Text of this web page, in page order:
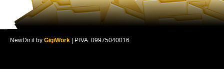
NewDir.it by GigiWork | P.IVA: 09975040016